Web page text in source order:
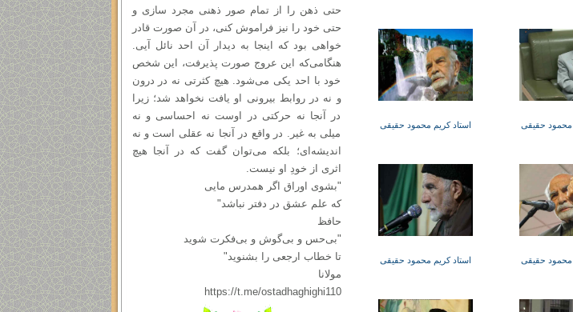
محمود حقیقی استاد کریم محمود حقیقی
محمود حقیقی استاد کریم محمود حقیقی
حتى ذهن را از تمام صور ذهنی مجرد سازی و
حتی خود را نیز فراموش کنی، در آن صورت قادر
خواهی بود که اینجا به دیدار آن احد نائل آیی.
هنگامی‌که این عروج صورت پذیرفت، این شخص
خود با احد یکی می‌شود. هیچ کثرتی نه در درون
و نه در روابط بیرونی او یافت نخواهد شد؛ زیرا
در آنجا نه حرکتی در اوست نه احساسی و نه
میلی به غیر. در واقع در آنجا نه عقلی است و نه
اندیشه‌ای؛ بلکه می‌توان گفت که در آنجا هیچ
اثری از خودِ او نیست.
"بشوی اوراق اگر همدرس مایی
که علم عشق در دفتر نباشد"
حافظ
"بی‌حس و بی‌گوش و بی‌فکرت شوید
تا خطاب ارجعی را بشنوید"
مولانا
https://t.me/ostadhaghighi110